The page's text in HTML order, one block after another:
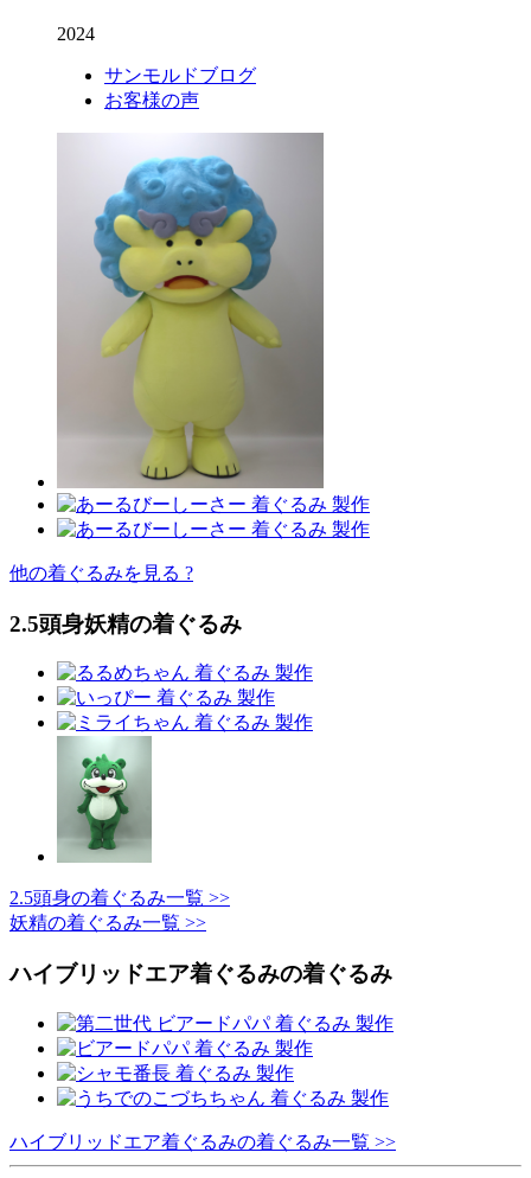
2024
サンモルドブログ
お客様の声
他の着ぐるみを見る ?
2.5頭身妖精の着ぐるみ
2.5頭身の着ぐるみ一覧 >>
妖精の着ぐるみ一覧 >>
ハイブリッドエア着ぐるみの着ぐるみ
ハイブリッドエア着ぐるみの着ぐるみ一覧 >>